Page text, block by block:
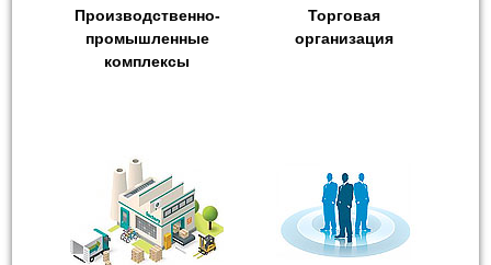
Производственно-
промышленные
комплексы
Торговая
организация